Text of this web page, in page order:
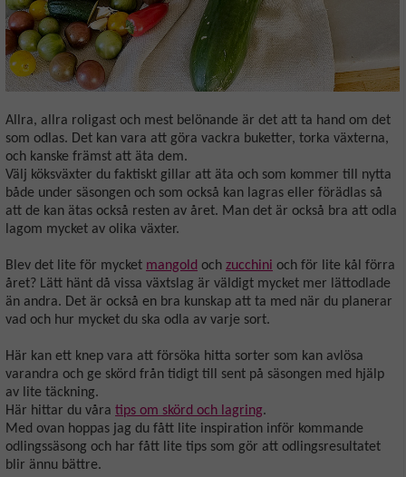
Allra, allra roligast och mest belönande är det att ta hand om det
som odlas. Det kan vara att göra vackra buketter, torka växterna,
och kanske främst att äta dem.
Välj köksväxter du faktiskt gillar att äta och som kommer till nytta
både under säsongen och som också kan lagras eller förädlas så
att de kan ätas också resten av året. Man det är också bra att odla
lagom mycket av olika växter.
Blev det lite för mycket mangold och zucchini och för lite kål förra
året? Lätt hänt då vissa växtslag är väldigt mycket mer lättodlade
än andra. Det är också en bra kunskap att ta med när du planerar
vad och hur mycket du ska odla av varje sort.
Här kan ett knep vara att försöka hitta sorter som kan avlösa
varandra och ge skörd från tidigt till sent på säsongen med hjälp
av lite täckning.
Här hittar du våra tips om skörd och lagring.
Med ovan hoppas jag du fått lite inspiration inför kommande
odlingssäsong och har fått lite tips som gör att odlingsresultatet
blir ännu bättre.